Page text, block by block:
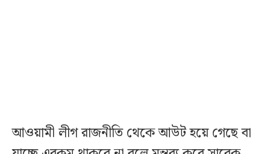
আওয়ামী লীগ রাজনীতি থেকে আউট হয়ে গেছে বা